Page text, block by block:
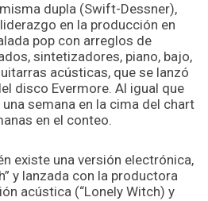
dupla (Swift-Dessner),
en la producción en
pop con arreglos de
sintetizadores, piano, bajo,
acústicas, que se lanzó
disco Evermore. Al igual que
semana en la cima del chart
en el conteo.
existe una versión electrónica,
y lanzada con la productora
acústica (“Lonely Witch) y